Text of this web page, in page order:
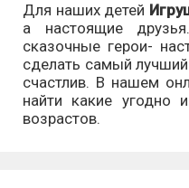
Для наших детей
а настоящие
сказочные герои-
сделать самый
счастлив. В нашем
найти какие угодно
возрастов.